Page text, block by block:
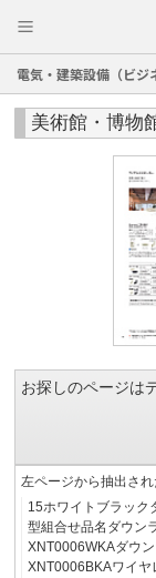
電気・建築設備（ビジ
美術館・博物
お探しのページは
左ページから抽出さ
15ホワイトブラック
型組合せ品名ダウン
XNT0006WKAダウン
XNT0006BKAワイヤ